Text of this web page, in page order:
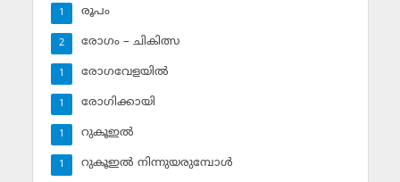
രൂപം
1
രോഗം – ചികിത്സ
2
രോഗവേളയില്‍
1
രോഗിക്കായി
1
റുകൂഇല്‍
1
റുകൂഇല്‍ നിന്നുയരുമ്പോള്‍
1